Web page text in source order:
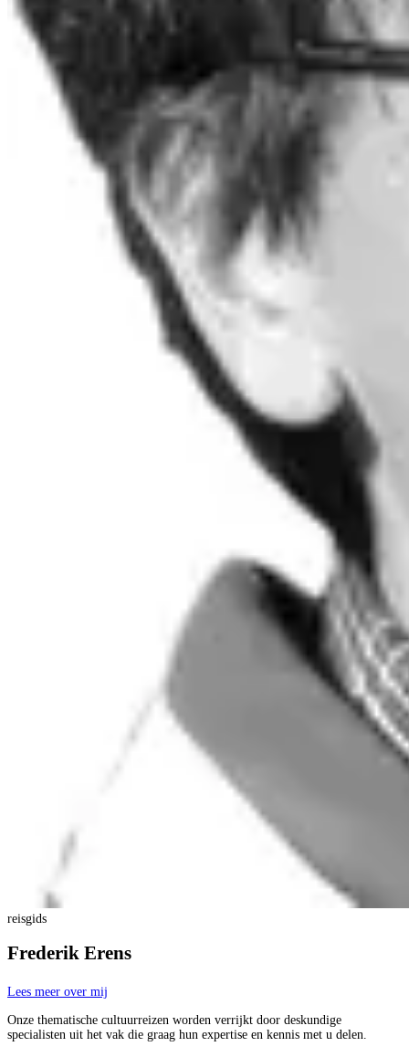
reisgids
Frederik Erens
Lees meer over mij
Onze thematische cultuurreizen worden verrijkt door deskundige
specialisten uit het vak die graag hun expertise en kennis met u delen.